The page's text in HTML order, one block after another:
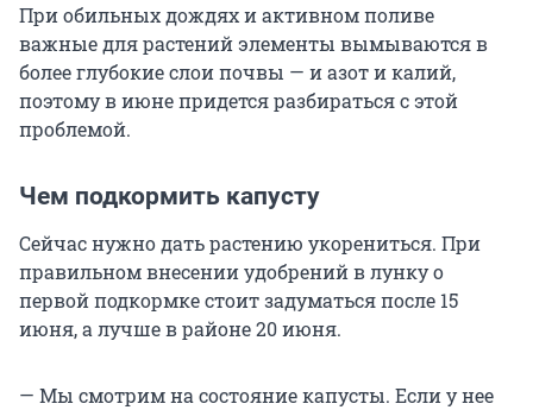
При обильных дождях и активном поливе
важные для растений элементы вымываются в
более глубокие слои почвы — и азот и калий,
поэтому в июне придется разбираться с этой
проблемой.
Чем подкормить капусту
Сейчас нужно дать растению укорениться. При
правильном внесении удобрений в лунку о
первой подкормке стоит задуматься после 15
июня, а лучше в районе 20 июня.
— Мы смотрим на состояние капусты. Если у нее